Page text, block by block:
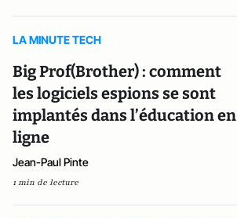
LA MINUTE TECH
Big Prof(Brother) : comment
les logiciels espions se sont
implantés dans l’éducation en
ligne
Jean-Paul Pinte
1 min de lecture